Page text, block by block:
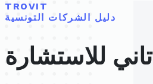
TROVIT
دليل الشركات التونسية
تاني للاستشارة